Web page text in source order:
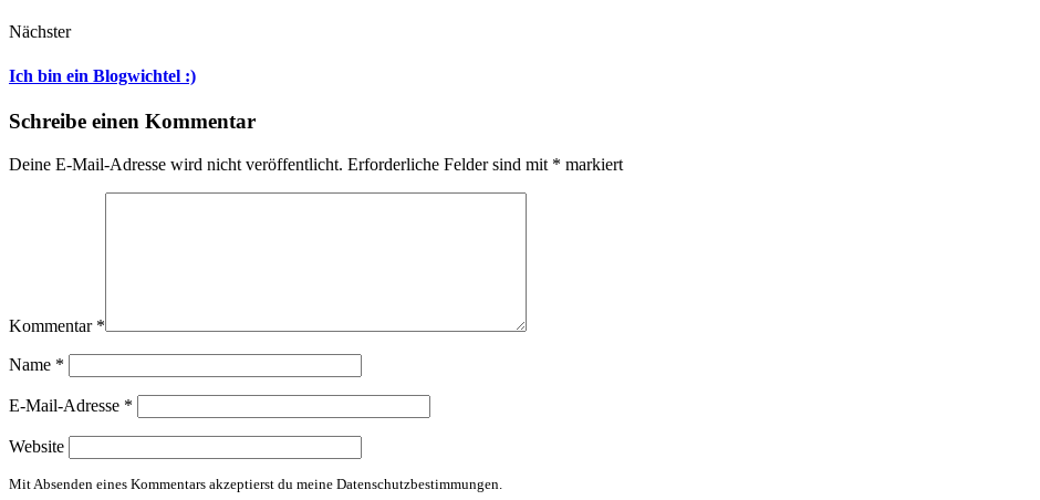
Nächster
Ich bin ein Blogwichtel :)
Schreibe einen Kommentar
Deine E-Mail-Adresse wird nicht veröffentlicht. Erforderliche Felder sind mit * markiert
Kommentar *
Name *
E-Mail-Adresse *
Website
Mit Absenden eines Kommentars akzeptierst du meine Datenschutzbestimmungen.